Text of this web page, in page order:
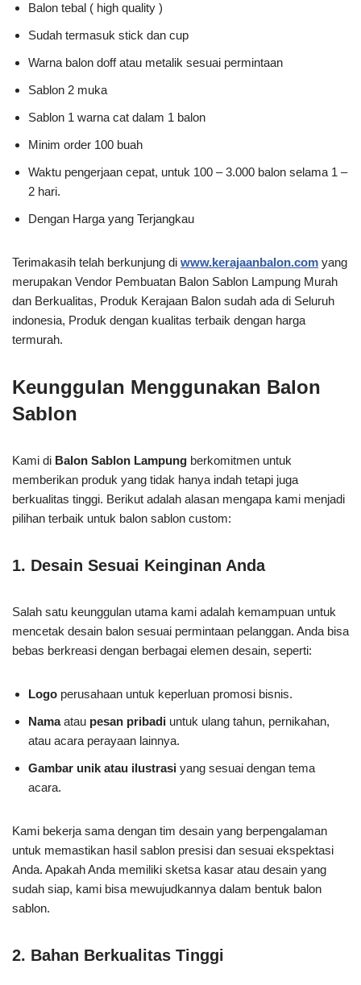
Balon tebal ( high quality )
Sudah termasuk stick dan cup
Warna balon doff atau metalik sesuai permintaan
Sablon 2 muka
Sablon 1 warna cat dalam 1 balon
Minim order 100 buah
Waktu pengerjaan cepat, untuk 100 – 3.000 balon selama 1 –
2 hari.
Dengan Harga yang Terjangkau
Terimakasih telah berkunjung di www.kerajaanbalon.com yang
merupakan Vendor Pembuatan Balon Sablon Lampung Murah
dan Berkualitas, Produk Kerajaan Balon sudah ada di Seluruh
indonesia, Produk dengan kualitas terbaik dengan harga
termurah.
Keunggulan Menggunakan Balon
Sablon
Kami di Balon Sablon Lampung berkomitmen untuk
memberikan produk yang tidak hanya indah tetapi juga
berkualitas tinggi. Berikut adalah alasan mengapa kami menjadi
pilihan terbaik untuk balon sablon custom:
1. Desain Sesuai Keinginan Anda
Salah satu keunggulan utama kami adalah kemampuan untuk
mencetak desain balon sesuai permintaan pelanggan. Anda bisa
bebas berkreasi dengan berbagai elemen desain, seperti:
Logo perusahaan untuk keperluan promosi bisnis.
Namaatau pesan pribadi untuk ulang tahun, pernikahan,
atau acara perayaan lainnya.
Gambar unik atau ilustrasi yang sesuai dengan tema
acara.
Kami bekerja sama dengan tim desain yang berpengalaman
untuk memastikan hasil sablon presisi dan sesuai ekspektasi
Anda. Apakah Anda memiliki sketsa kasar atau desain yang
sudah siap, kami bisa mewujudkannya dalam bentuk balon
sablon.
2. Bahan Berkualitas Tinggi